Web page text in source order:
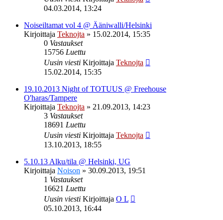
04.03.2014, 13:24
Noiseiltamat vol 4 @ Ääniwalli/Helsinki
Kirjoittaja Teknojta » 15.02.2014, 15:35
0 Vastaukset
15756 Luettu
Uusin viesti Kirjoittaja Teknojta
15.02.2014, 15:35
19.10.2013 Night of TOTUUS @ Freehouse
O'haras/Tampere
Kirjoittaja Teknojta » 21.09.2013, 14:23
3 Vastaukset
18691 Luettu
Uusin viesti Kirjoittaja Teknojta
13.10.2013, 18:55
5.10.13 Alku/tila @ Helsinki, UG
Kirjoittaja Noison » 30.09.2013, 19:51
1 Vastaukset
16621 Luettu
Uusin viesti Kirjoittaja O L
05.10.2013, 16:44